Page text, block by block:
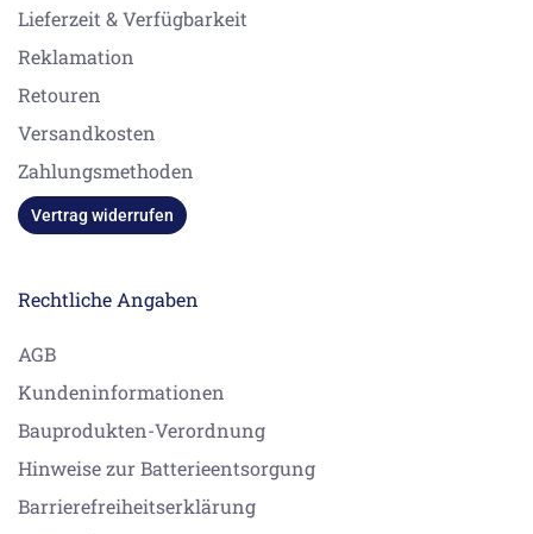
Lieferzeit & Verfügbarkeit
Reklamation
Retouren
Versandkosten
Zahlungsmethoden
Vertrag widerrufen
Rechtliche Angaben
AGB
Kundeninformationen
Bauprodukten-Verordnung
Hinweise zur Batterieentsorgung
Barrierefreiheitserklärung